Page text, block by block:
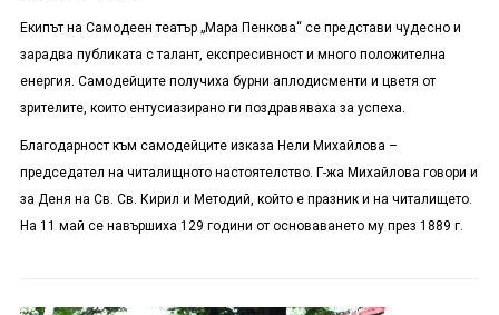
Екипът на Самодеен театър „Мара Пенкова“ се представи чудесно и
зарадва публиката с талант, експресивност и много положителна
енергия. Самодейците получиха бурни аплодисменти и цветя от
зрителите, които ентусиазирано ги поздравяваха за успеха.
Благодарност към самодейците изказа Нели Михайлова –
председател на читалищното настоятелство. Г-жа Михайлова говори и
за Деня на Св. Св. Кирил и Методий, който е празник и на читалището.
На 11 май се навършиха 129 години от основаването му през 1889 г.